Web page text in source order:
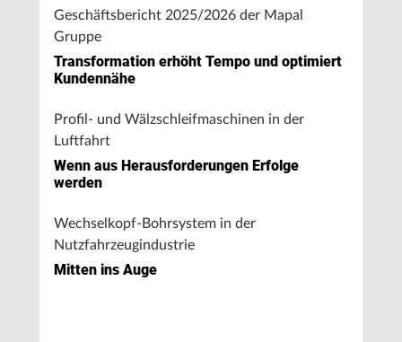
Geschäftsbericht 2025/2026 der Mapal
Gruppe
Transformation erhöht Tempo und optimiert
Kundennähe
Profil- und Wälzschleifmaschinen in der
Luftfahrt
Wenn aus Herausforderungen Erfolge
werden
Wechselkopf-Bohrsystem in der
Nutzfahrzeugindustrie
Mitten ins Auge